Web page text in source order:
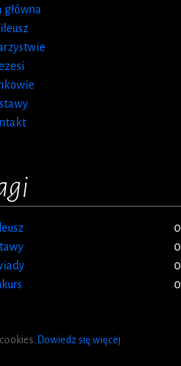
główna
0
0
0
0
Dowiedz się więcej